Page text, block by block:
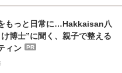
もっと日常に…Hakkaisan八
博士”に聞く、親子で整える
ィン
PR